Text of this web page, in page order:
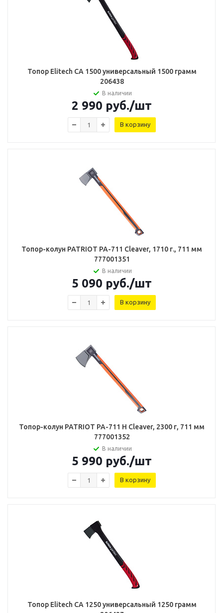
Топор Elitech CA 1500 универсальный 1500 грамм
206438
В наличии
2 990 руб./шт
В корзину
Топор-колун PATRIOT PA-711 Cleaver, 1710 г., 711 мм
777001351
В наличии
5 090 руб./шт
В корзину
Топор-колун PATRIOT PA-711 H Cleaver, 2300 г, 711 мм
777001352
В наличии
5 990 руб./шт
В корзину
Топор Elitech CA 1250 универсальный 1250 грамм